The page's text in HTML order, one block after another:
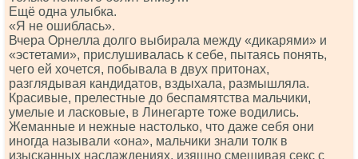
Ещё одна улыбка.
«Я не ошиблась».
Вчера Орнелла долго выбирала между «дикарями» и
«эстетами», прислушивалась к себе, пытаясь понять,
чего ей хочется, побывала в двух притонах,
разглядывая кандидатов, вздыхала, размышляла.
Красивые, прелестные до беспамятства мальчики,
умелые и ласковые, в Линегарте тоже водились.
Жеманные и нежные настолько, что даже себя они
иногда называли «она», мальчики знали толк в
изысканных наслаждениях, изящно смешивая секс с